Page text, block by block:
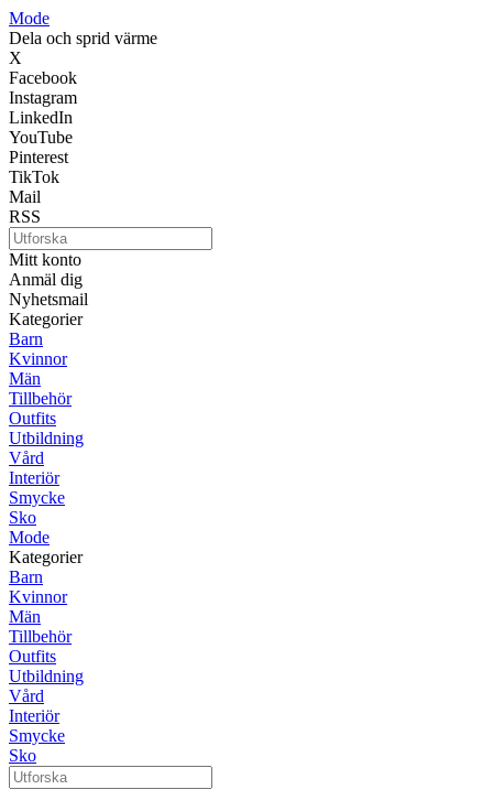
Mode
Dela och sprid värme
X
Facebook
Instagram
LinkedIn
YouTube
Pinterest
TikTok
Mail
RSS
Mitt konto
Anmäl dig
Nyhetsmail
Kategorier
Barn
Kvinnor
Män
Tillbehör
Outfits
Utbildning
Vård
Interiör
Smycke
Sko
Mode
Kategorier
Barn
Kvinnor
Män
Tillbehör
Outfits
Utbildning
Vård
Interiör
Smycke
Sko